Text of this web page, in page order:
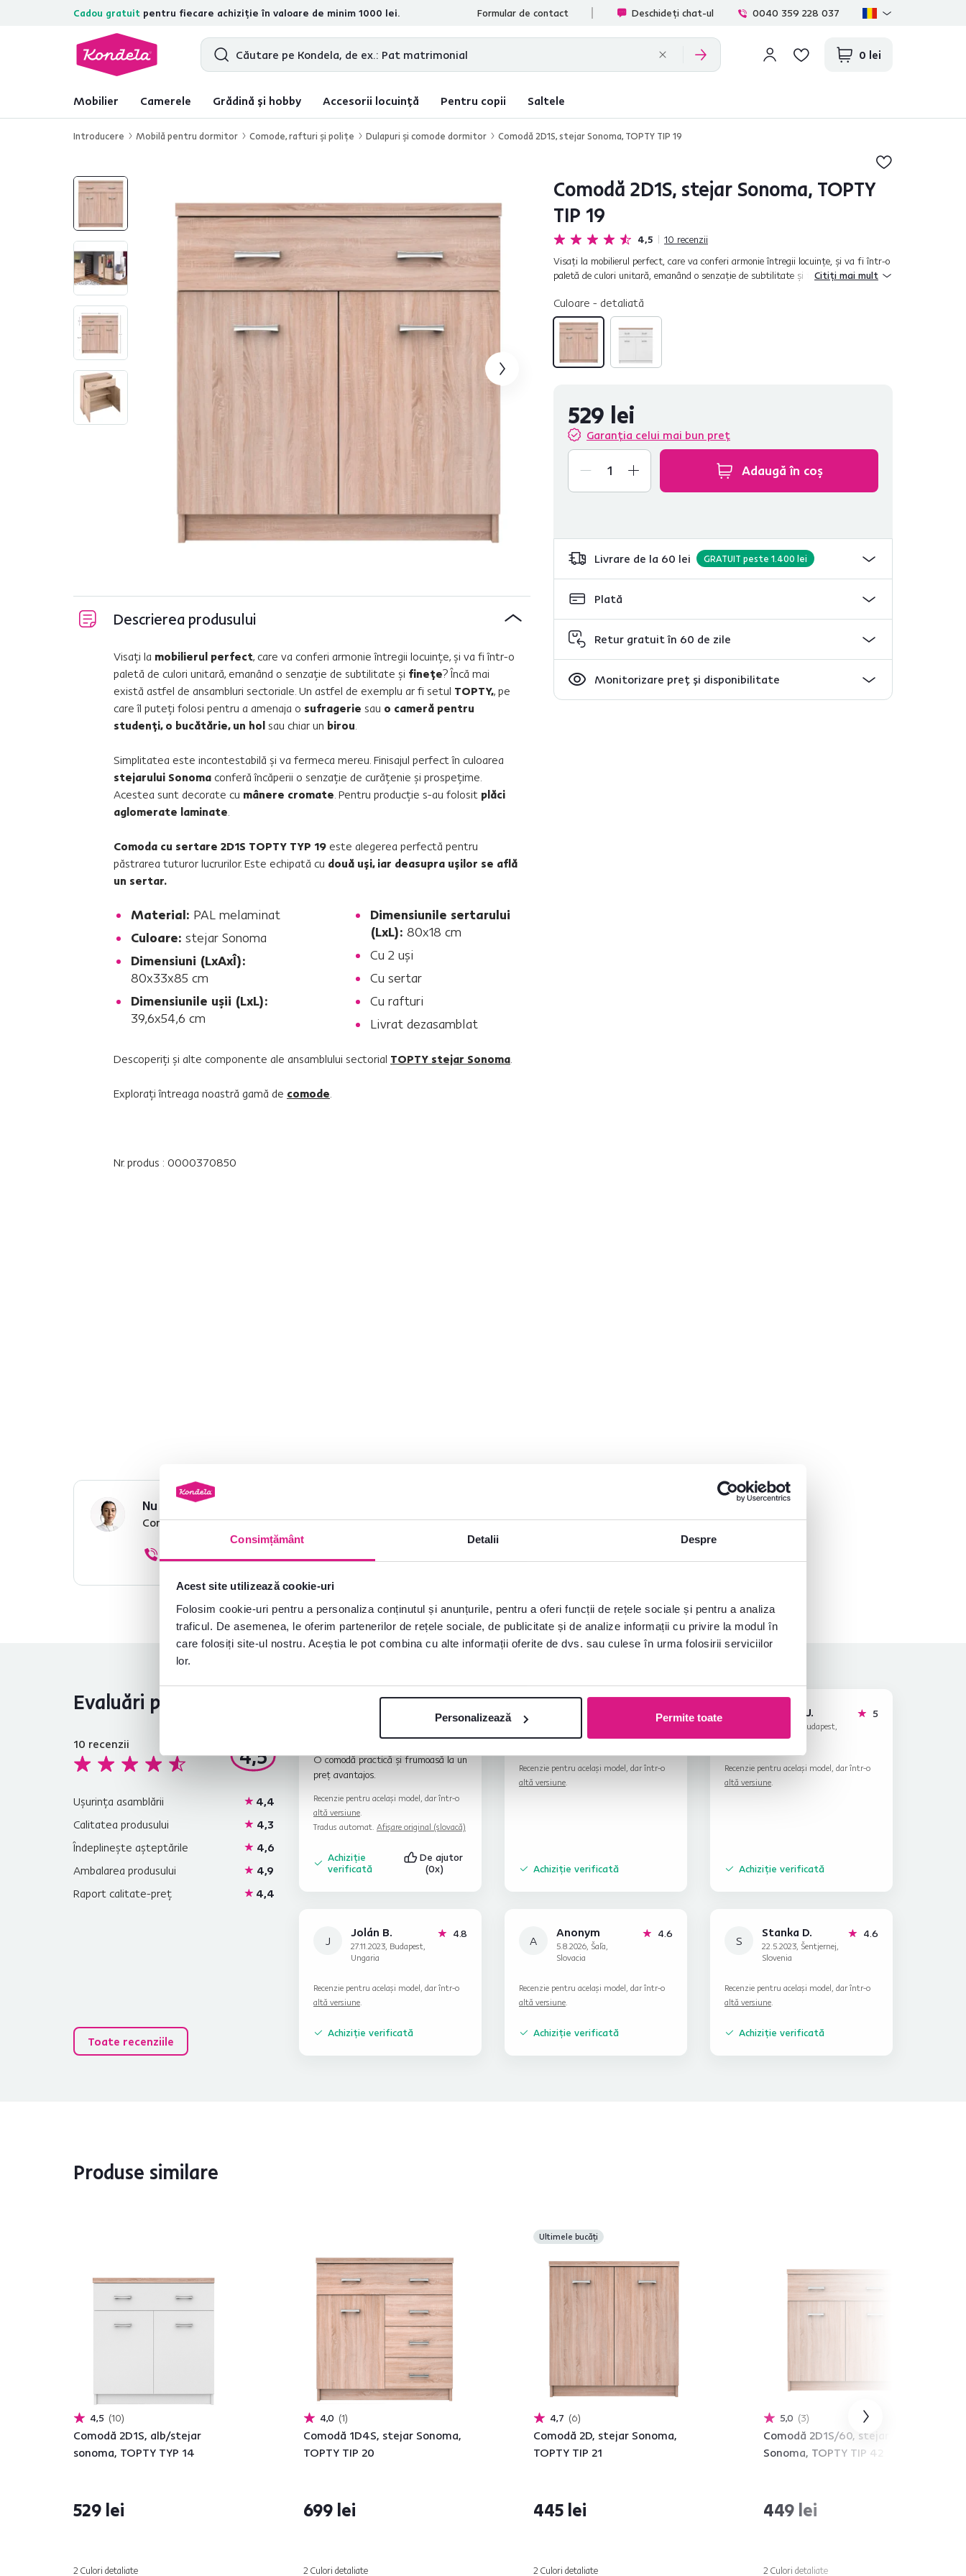
Consimțământ Detalii Despre
Acest site utilizează cookie-uri
Folosim cookie-uri pentru a personaliza conținutul și anunțurile, pentru a oferi funcții de rețele sociale și pentru a analiza
traficul. De asemenea, le oferim partenerilor de rețele sociale, de publicitate și de analize informații cu privire la modul în
care folosiți site-ul nostru. Aceștia le pot combina cu alte informații oferite de dvs. sau culese în urma folosirii serviciilor
lor.
Personalizează Permite toate
Cadou gratuit pentru fiecare achiziție în valoare de minim 1000 lei.
4,7 31.157recenzii de produs verificate Formular de contact Deschideți chat-ul 0040 359 228 037
0 lei
Mobilier Camerele Grădină și hobby Accesorii locuință Pentru copii Saltele
Introducere Mobilă pentru dormitor Comode, rafturi şi poliţe Dulapuri şi comode dormitor Comodă 2D1S, stejar Sonoma, TOPTY TIP 19
Comodă 2D1S, stejar Sonoma, TOPTY
TIP 19
4,5 10 recenzii
Visaţi la mobilierul perfect, care va conferi armonie întregii locuinţe, şi va fi într-o
paletă de culori unitară, emanând o senzaţie de subtilitate şi fineţe? Încă mai
Citiți mai mult
Culoare - detaliată
529 lei
Garanția celui mai bun preț
Adaugă în coș
Livrare de la 60 lei GRATUIT peste 1.400 lei
Plată
Retur gratuit în 60 de zile
Monitorizare preț și disponibilitate
Descrierea produsului
Visaţi la mobilierul perfect, care va conferi armonie întregii locuinţe, şi va fi într-o
paletă de culori unitară, emanând o senzaţie de subtilitate şi fineţe? Încă mai
există astfel de ansambluri sectoriale. Un astfel de exemplu ar fi setul TOPTY,, pe
care îl puteţi folosi pentru a amenaja o sufragerie sau o cameră pentru
studenţi, o bucătărie, un hol sau chiar un birou.
Simplitatea este incontestabilă şi va fermeca mereu. Finisajul perfect în culoarea
stejarului Sonoma conferă încăperii o senzaţie de curăţenie şi prospeţime.
Acestea sunt decorate cu mânere cromate. Pentru producţie s-au folosit plăci
aglomerate laminate.
Comoda cu sertare 2D1S TOPTY TYP 19 este alegerea perfectă pentru
păstrarea tuturor lucrurilor. Este echipată cu două uşi, iar deasupra uşilor se află
un sertar.
Material: PAL melaminat
Culoare: stejar Sonoma
Dimensiuni (LxAxÎ):
80x33x85 cm
Dimensiunile uşii (LxL):
39,6x54,6 cm
Dimensiunile sertarului
(LxL): 80x18 cm
Cu 2 uşi
Cu sertar
Cu rafturi
Livrat dezasamblat
Descoperiţi şi alte componente ale ansamblului sectorial TOPTY stejar Sonoma.
Exploraţi întreaga noastră gamă de comode.
Nr. produs : 0000370850
Nu ați găsit informațiile dorite?
Contactați-ne și vă vom ajuta cu plăcere
Evaluări produs
4,5
10 recenzii
Ușurința asamblării
4,4
Calitatea produsului
4,3
Îndeplinește așteptările
4,6
Ambalarea produsului
4,9
Raport calitate-preț
4,4
Toate recenziile
Medzilaborce, Slovacia
5stele
O comodă practică și frumoasă la un
preț avantajos.
Recenzie pentru același model, dar într-o
altă versiune.
Tradus automat. Afișare original (slovacă)
Achiziție
verificată
De ajutor
(0x)
Xvii., Ungaria
5stele
Recenzie pentru același model, dar într-o
altă versiune.
Achiziție verificată
Lajosné J.
22.2.2024, Budapest,
Ungaria
5stele
Recenzie pentru același model, dar într-o
altă versiune.
Achiziție verificată
J
Jolán B.
27.11.2023, Budapest,
Ungaria
4.8
Recenzie pentru același model, dar într-o
altă versiune.
Achiziție verificată
A
Anonym
5.8.2026, Šaľa,
Slovacia
4.6
Recenzie pentru același model, dar într-o
altă versiune.
Achiziție verificată
S
Stanka D.
22.5.2023, Šentjernej,
Slovenia
4.6
Recenzie pentru același model, dar într-o
altă versiune.
Achiziție verificată
Produse similare
4,5 10
Comodă 2D1S, alb/stejar
sonoma, TOPTY TYP 14
529 lei
2 Culori detaliate
4,0 1
Comodă 1D4S, stejar Sonoma,
TOPTY TIP 20
699 lei
2 Culori detaliate
Ultimele bucăți
4,7 6
Comodă 2D, stejar Sonoma,
TOPTY TIP 21
445 lei
2 Culori detaliate
5,0 3
Comodă 2D1S/60, stejar
Sonoma, TOPTY TIP 42
449 lei
2 Culori detaliate